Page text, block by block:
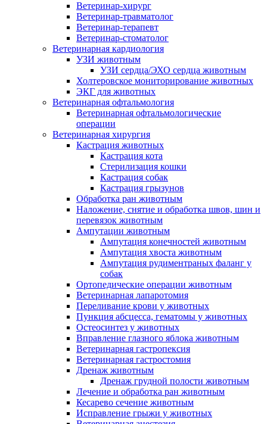
Ветеринар-хирург
Ветеринар-травматолог
Ветеринар-терапевт
Ветеринар-стоматолог
Ветеринарная кардиология
УЗИ животным
УЗИ сердца/ЭХО сердца животным
Холтеровское мониторирование животных
ЭКГ для животных
Ветеринарная офтальмология
Ветеринарная офтальмологические
операции
Ветеринарная хирургия
Кастрация животных
Кастрация кота
Стерилизация кошки
Кастрация собак
Кастрация грызунов
Обработка ран животным
Наложение, снятие и обработка швов, шин и
перевязок животным
Ампутации животным
Ампутация конечностей животным
Ампутация хвоста животным
Ампутация рудиментраных фаланг у
собак
Ортопедические операции животным
Ветеринарная лапаротомия
Переливание крови у животных
Пункция абсцесса, гематомы у животных
Остеосинтез у животных
Вправление глазного яблока животным
Ветеринарная гастропексия
Ветеринарная гастростомия
Дренаж животным
Дренаж грудной полости животным
Лечение и обработка ран животным
Кесарево сечение животным
Исправление грыжи у животных